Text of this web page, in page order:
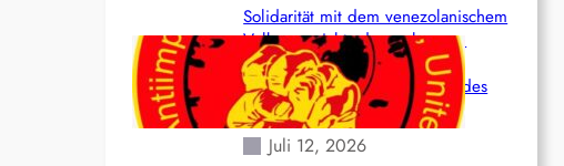
Solidarität mit dem venezolanischem
Volk angesichts der verlorenen
Leben und der katastrophalen
Situation durch die Erdbeben des
24. Juni!
Juli 12, 2026